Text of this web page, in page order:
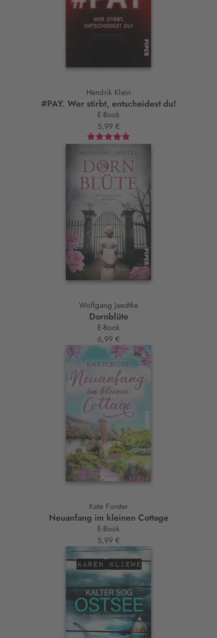
Hendrik Klein
#PAY. Wer stirbt, entscheidest du!
E-Book
5,99 €
Wolfgang Jaedtke
Dornblüte
E-Book
6,99 €
Kate Forster
Neuanfang im kleinen Cottage
E-Book
5,99 €